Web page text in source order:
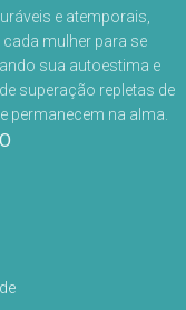
e atemporais,
mulher para se
sua autoestima e
superação repletas de
permanecem na alma.